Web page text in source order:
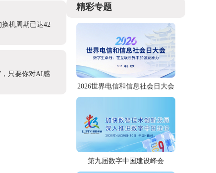
机周期已达42
只要你对AI感
精彩专题
2026世界电信和信息社会日大会
第九届数字中国建设峰会